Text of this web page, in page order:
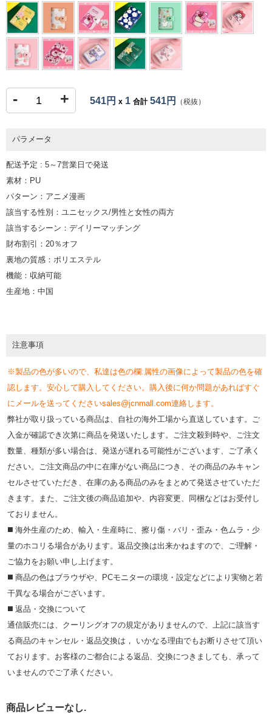
- + 541円 x 1 合計541円 （税抜）
パラメータ
配送予定 : 5～7営業日で発送
素材：PU
パターン：アニメ漫画
該当する性別：ユニセックス/男性と女性の両方
該当するシーン：デイリーマッチング
財布割引：20％オフ
裏地の質感：ポリエステル
機能：収納可能
生産地：中国
注意事項
※製品の色が多いので、私達は色の欄:属性の画像によって製品の色を確
認します。安心して購入してください。購入後に何か問題があればすぐ
にメールを送ってくださいsales@jcnmall.com連絡します。
弊社が取り扱っている商品は、自社の海外工場から直送しています。ご
入金が確認でき次第に商品を発送いたします。ご注文殺到時や、ご注文
数量、種類が多い場合は、発送が遅れる可能性がございます、ご了承く
ださい。ご注文商品の中に在庫がない商品につき、その商品のみキャン
セルさせていただき、在庫のある商品のみをまとめて発送させていただ
きます。また、ご注文後の商品追加や、内容変更、同梱などはお受付し
ておりません。
◼️ 海外⽣産のため、輸⼊・⽣産時に、擦り傷・バリ・歪み・色ムラ・少
量のホコリる場合があります。返品交換は出来かねますので、ご理解・
ご協⼒をお願い申し上げます。
◼️ 商品の⾊はブラウザや、PCモニターの環境・設定などにより実物と若
⼲異なる場合がございます。
◼️ 返品・交換について
通信販売には、クーリングオフの規定がありませんので、上記に該当す
る商品のキャンセル・返品交換は， いかなる理由でもお断りさせて頂い
ております。お客様のご都合による返品、交換につきましても、承って
いませんのでご了承ください。
商品レビューなし.